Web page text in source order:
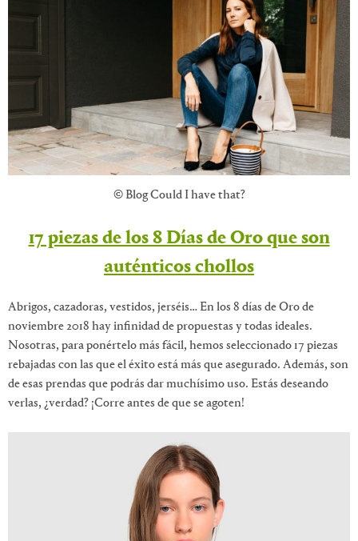
© Blog Could I have that?
17 piezas de los 8 Días de Oro que son
auténticos chollos
Abrigos, cazadoras, vestidos, jerséis… En los 8 días de Oro de
noviembre 2018 hay infinidad de propuestas y todas ideales.
Nosotras, para ponértelo más fácil, hemos seleccionado 17 piezas
rebajadas con las que el éxito está más que asegurado. Además, son
de esas prendas que podrás dar muchísimo uso. Estás deseando
verlas, ¿verdad? ¡Corre antes de que se agoten!